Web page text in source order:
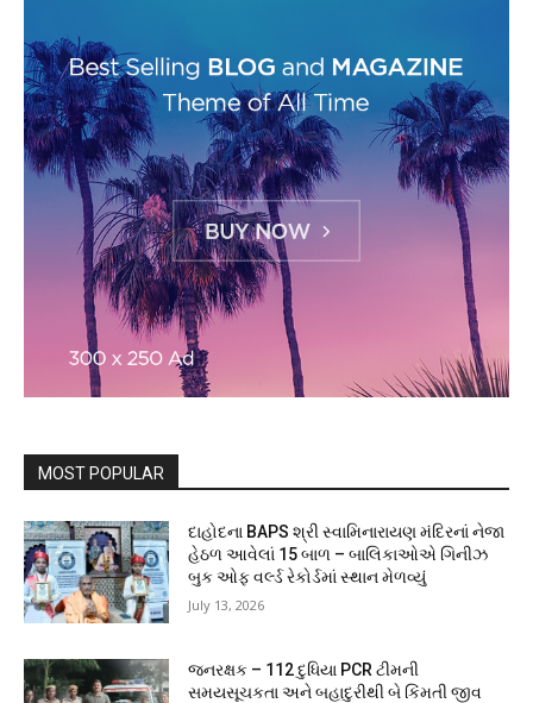
MOST POPULAR
દાહોદના BAPS શ્રી સ્વામિનારાયણ મંદિરનાં નેજા
હેઠળ આવેલાં 15 બાળ – બાલિકાઓએ ગિનીઝ
બુક ઓફ વર્લ્ડ રેકોર્ડમાં સ્થાન મેળવ્યું
July 13, 2026
જનરક્ષક – 112 દુધિયા PCR ટીમની
સમયસૂચકતા અને બહાદુરીથી બે કિંમતી જીવ